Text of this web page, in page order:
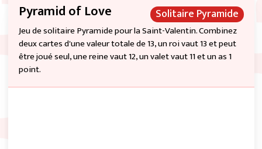
Solitaire Pyramide
Pyramid of Love
Jeu de solitaire Pyramide pour la Saint-Valentin. Combinez
deux cartes d'une valeur totale de 13, un roi vaut 13 et peut
être joué seul, une reine vaut 12, un valet vaut 11 et un as 1
point.